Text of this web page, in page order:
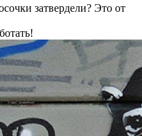
затвердели? Это от